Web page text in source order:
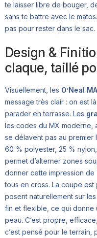
te laisser libre de bouger,
sans te battre avec le
pas pour rester dans le sac.
Design &
claque, taillé
Visuellement, les O’Neal
message très clair : on est
parader en terrasse. Les
les codes du MX moderne,
se délavent pas au premier
60 % polyester, 25 %
permet d’alterner zones
donner cette impression de
tous en cross. La coupe est
posent naturellement sur
fin et flexible, ce qui donne
peau. C’est propre,
c’est pensé pour le terrain,